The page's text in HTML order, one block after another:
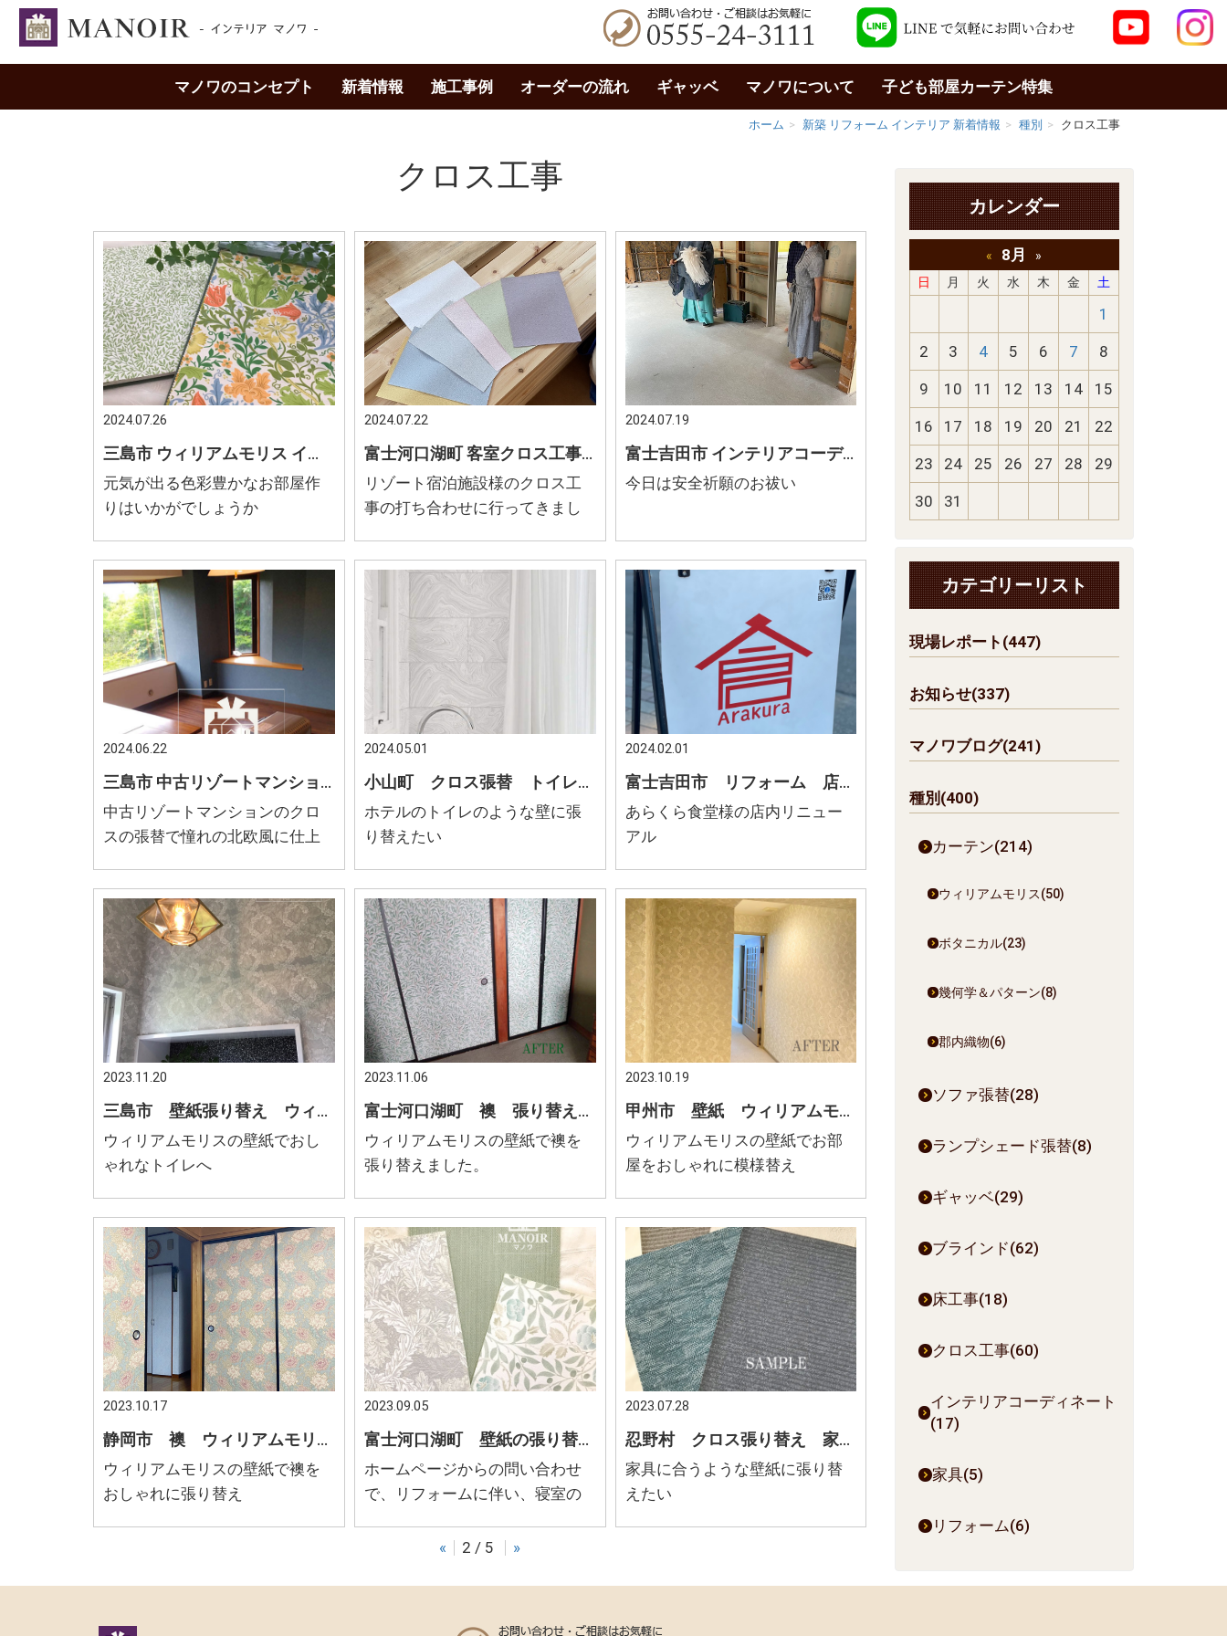
マノワのコンセプト 新着情報 施工事例 オーダーの流れ ギャッベ マノワについて 子ども部屋カーテン特集
ホーム 新築 リフォーム インテリア 新着情報 種別 クロス工事
クロス工事
2024.07.26
三島市 ウィリアムモリス インテリアコーディネート 色彩豊かなお部屋作り
元気が出る色彩豊かなお部屋作
りはいかがでしょうか
2024.07.22
富士河口湖町 客室クロス工事 宿泊施設 インテリアコーディネート
リゾート宿泊施設様のクロス工
事の打ち合わせに行ってきまし
2024.07.19
富士吉田市 インテリアコーディネート 和菓子店 想いを形に
今日は安全祈願のお祓い
2024.06.22
三島市 中古リゾートマンション 北欧風のお部屋にリフォーム 北欧ブルーのクロス
中古リゾートマンションのクロ
スの張替で憧れの北欧風に仕上
2024.05.01
小山町 クロス張替 トイレの壁を張り替えたい ホテルのようなトイレ
ホテルのトイレのような壁に張
り替えたい
2024.02.01
富士吉田市 リフォーム 店内模様替え 壁紙の張り替え
あらくら食堂様の店内リニュー
アル
2023.11.20
三島市 壁紙張り替え ウィリアムモリス おしゃれなトイレ
ウィリアムモリスの壁紙でおし
ゃれなトイレへ
2023.11.06
富士河口湖町 襖 張り替え ウィリアムモリス
ウィリアムモリスの壁紙で襖を
張り替えました。
2023.10.19
甲州市 壁紙 ウィリアムモリス
ウィリアムモリスの壁紙でお部
屋をおしゃれに模様替え
2023.10.17
静岡市 襖 ウィリアムモリス オシャレな和室
ウィリアムモリスの壁紙で襖を
おしゃれに張り替え
2023.09.05
富士河口湖町 壁紙の張り替え リフォーム 寝室の壁張り替え
ホームページからの問い合わせ
で、リフォームに伴い、寝室の
2023.07.28
忍野村 クロス張り替え 家具に合う お部屋のアクセント
家具に合うような壁紙に張り替
えたい
« 2 / 5 »
カレンダー
« 8月
»
日
月 火 水 木 金 土
1
2 3 4 5 6 7 8
9 10 11 12 13 14 15
16 17 18 19 20 21 22
23 24 25 26 27 28 29
30 31
カテゴリーリスト
現場レポート(447)
お知らせ(337)
マノワブログ(241)
種別(400)
カーテン(214)
ウィリアムモリス(50)
ボタニカル(23)
幾何学＆パターン(8)
郡内織物(6)
ソファ張替(28)
ランプシェード張替(8)
ギャッベ(29)
ブラインド(62)
床工事(18)
クロス工事(60)
インテリアコーディネート
(17)
家具(5)
リフォーム(6)